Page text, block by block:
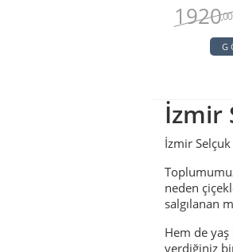
1920
İzmir
İzmir
neden
salgılanan
Hem de
verdiğiniz